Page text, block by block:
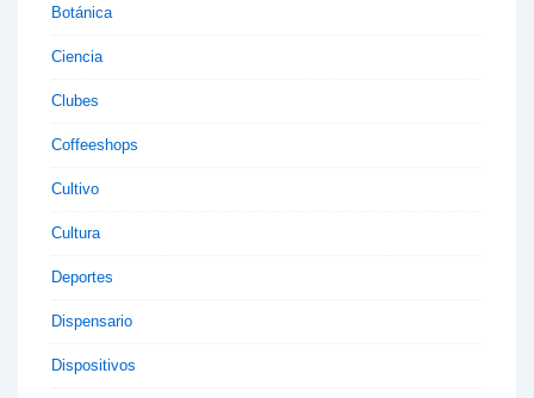
Botánica
Ciencia
Clubes
Coffeeshops
Cultivo
Cultura
Deportes
Dispensario
Dispositivos